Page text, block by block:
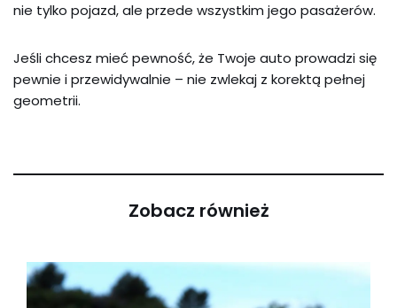
nie tylko pojazd, ale przede wszystkim jego pasażerów.
Jeśli chcesz mieć pewność, że Twoje auto prowadzi się
pewnie i przewidywalnie – nie zwlekaj z korektą pełnej
geometrii.
Zobacz również